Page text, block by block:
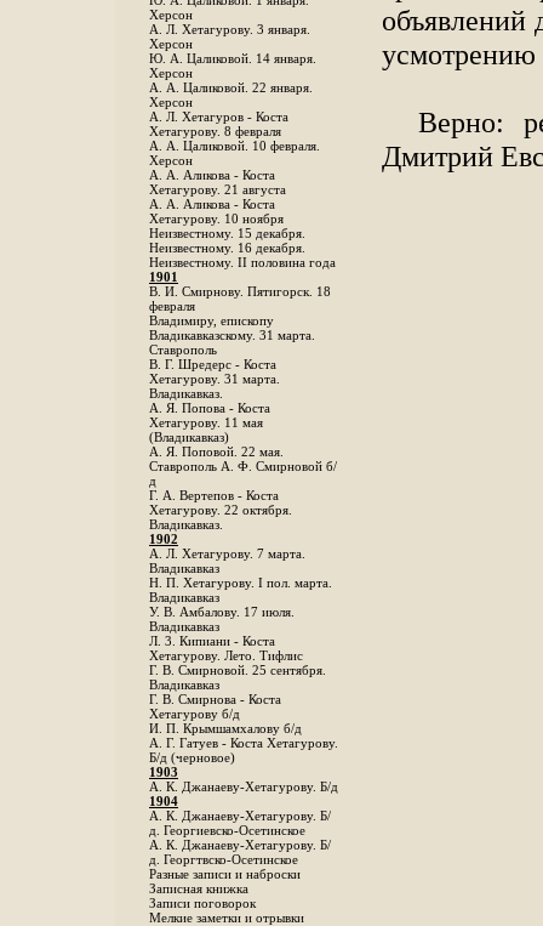
Херсон
А. Л. Хетагурову. 3 января.
Херсон
Ю. А. Цаликовой. 14 января.
Херсон
А. А. Цаликовой. 22 января.
Херсон
А. Л. Хетагуров - Коста
Хетагурову. 8 февраля
А. А. Цаликовой. 10 февраля.
Херсон
А. А. Аликова - Коста
Хетагурову. 21 августа
А. А. Аликова - Коста
Хетагурову. 10 ноября
Неизвестному. 15 декабря.
Неизвестному. 16 декабря.
Неизвестному. II половина года
1901
В. И. Смирнову. Пятигорск. 18
февраля
Владимиру, епископу
Владикавказскому. 31 марта.
Ставрополь
В. Г. Шредерс - Коста
Хетагурову. 31 марта.
Владикавказ.
А. Я. Попова - Коста
Хетагурову. 11 мая
(Владикавказ)
А. Я. Поповой. 22 мая.
Ставрополь А. Ф. Смирновой б/
д
Г. А. Вертепов - Коста
Хетагурову. 22 октября.
Владикавказ.
1902
А. Л. Хетагурову. 7 марта.
Владикавказ
Н. П. Хетагурову. I пол. марта.
Владикавказ
У. В. Амбалову. 17 июля.
Владикавказ
Л. 3. Кипиани - Коста
Хетагурову. Лето. Тифлис
Г. В. Смирновой. 25 сентября.
Владикавказ
Г. В. Смирнова - Коста
Хетагурову б/д
И. П. Крымшамхалову б/д
А. Г. Гатуев - Коста Хетагурову.
Б/д (черновое)
1903
А. К. Джанаеву-Хетагурову. Б/д
1904
А. К. Джанаеву-Хетагурову. Б/
д. Георгиевско-Осетинское
А. К. Джанаеву-Хетагурову. Б/
д. Георгтвско-Осетинское
Разные записи и наброски
Записная книжка
Записи поговорок
Мелкие заметки и отрывки
объявлений
усмотрению
Верно:
Дмитрий